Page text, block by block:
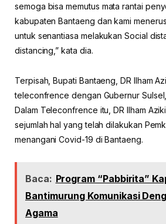
semoga bisa memutus mata rantai
kabupaten Bantaeng dan kami
untuk senantiasa melakukan Social
distancing,” kata dia.
Terpisah, Bupati Bantaeng, DR Ilham
teleconfrence dengan Gubernur
Dalam Teleconfrence itu, DR Ilham
sejumlah hal yang telah dilakukan
menangani Covid-19 di Bantaeng.
Baca: Program “Pabbirita”
Bantimurung Komunikasi
Agama